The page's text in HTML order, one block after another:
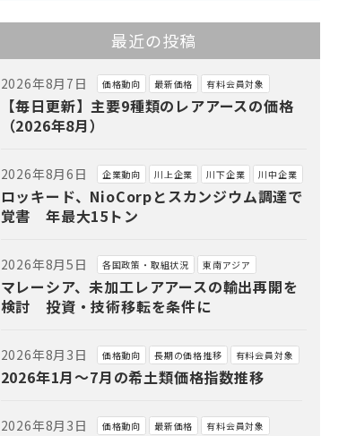
最近の投稿
2026年8月7日 価格動向 最新価格 有料会員対象
【毎日更新】主要9種類のレアアースの価格
（2026年8月）
2026年8月6日 企業動向 川上企業 川下企業 川中企業
ロッキード、NioCorpとスカンジウム調達で
覚書 年最大15トン
2026年8月5日 各国政策・取組状況 東南アジア
マレーシア、未加工レアアースの輸出再開を
検討 投資・技術移転を条件に
2026年8月3日 価格動向 長期の価格推移 有料会員対象
2026年1月～7月の希土類価格指数推移
2026年8月3日 価格動向 最新価格 有料会員対象